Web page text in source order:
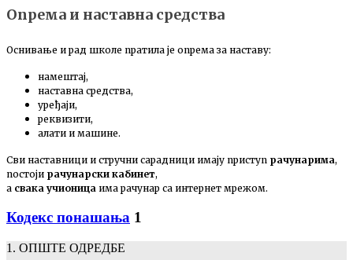
Опрема и наставна средства
Оснивање и рад школе пратила је опрема за наставу:
намештај,
наставна средства,
уређаји,
реквизити,
алати и машине.
Сви наставници и стручни сарадници имају приступ рачунарима,
постоји рачунарски кабинет,
а свака учионица има рачунар са интернет мрежом.
Кодекс понашања 1
1. ОПШТЕ ОДРЕДБЕ